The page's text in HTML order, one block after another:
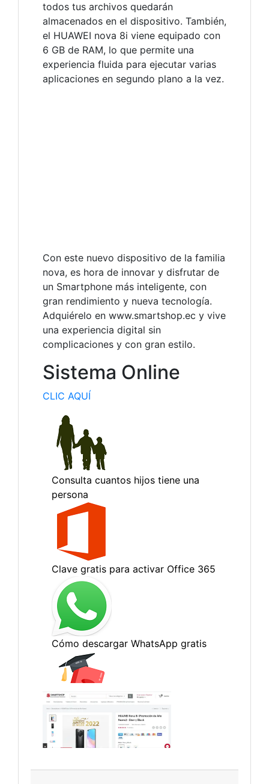
todos tus archivos quedarán
almacenados en el dispositivo. También,
el HUAWEI nova 8i viene equipado con
6 GB de RAM, lo que permite una
experiencia fluida para ejecutar varias
aplicaciones en segundo plano a la vez.
Con este nuevo dispositivo de la familia
nova, es hora de innovar y disfrutar de
un Smartphone más inteligente, con
gran rendimiento y nueva tecnología.
Adquiérelo en www.smartshop.ec y vive
una experiencia digital sin
complicaciones y con gran estilo.
Sistema Online
CLIC AQUÍ